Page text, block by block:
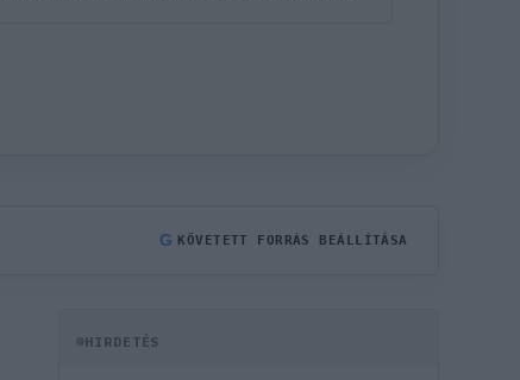
G KÖVETETT FORRÁS BEÁLLÍTÁSA
HIRDETÉS